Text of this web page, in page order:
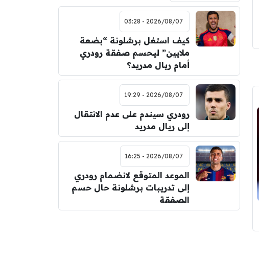
2026/08/07 - 03:28
كيف استغل برشلونة “بضعة
ملايين” ليحسم صفقة رودري
أمام ريال مدريد؟
2026/08/07 - 19:29
رودري سيندم على عدم الانتقال
إلى ريال مدريد
2026/08/07 - 16:25
الموعد المتوقع لانضمام رودري
إلى تدريبات برشلونة حال حسم
الصفقة